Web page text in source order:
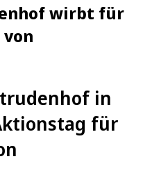
wirbt für
in
für